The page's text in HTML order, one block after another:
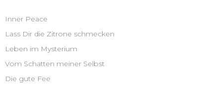
Inner Peace
Lass Dir die Zitrone schmecken
Leben im Mysterium
Vom Schatten meiner Selbst
Die gute Fee